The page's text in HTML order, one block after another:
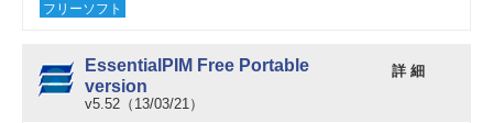
フリーソフト
EssentialPIM Free Portable
version
v5.52（13/03/21）
詳 細